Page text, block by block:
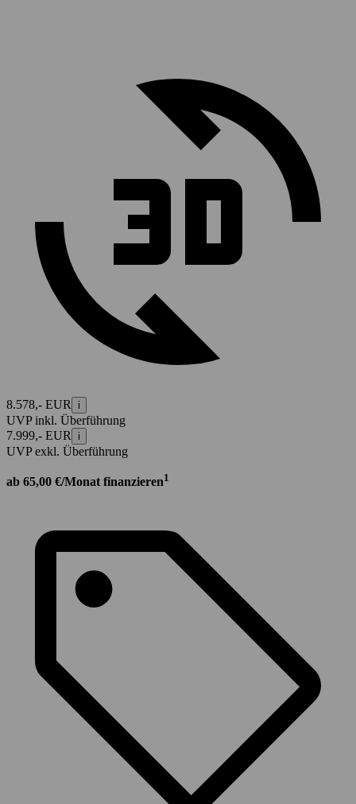
8.578,- EUR i
UVP inkl. Überführung
7.999,- EUR
i
UVP exkl. Überführung
ab 65,00 €/Monat finanzieren1